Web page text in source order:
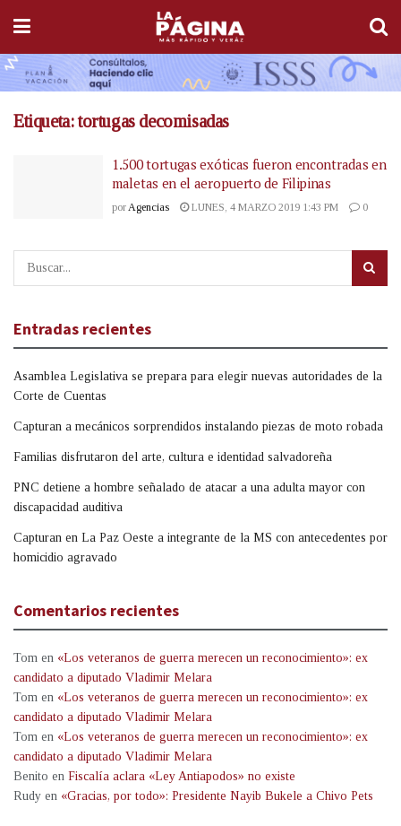
Etiqueta:tortugas decomisadas
1.500 tortugas exóticas fueron encontradas en
maletas en el aeropuerto de Filipinas
por Agencias LUNES, 4 MARZO 2019 1:43 PM 0
Entradas recientes
Asamblea Legislativa se prepara para elegir nuevas autoridades de la
Corte de Cuentas
Capturan a mecánicos sorprendidos instalando piezas de moto robada
Familias disfrutaron del arte, cultura e identidad salvadoreña
PNC detiene a hombre señalado de atacar a una adulta mayor con
discapacidad auditiva
Capturan en La Paz Oeste a integrante de la MS con antecedentes por
homicidio agravado
Comentarios recientes
Tom en «Los veteranos de guerra merecen un reconocimiento»: ex
candidato a diputado Vladimir Melara
Tom en «Los veteranos de guerra merecen un reconocimiento»: ex
candidato a diputado Vladimir Melara
Tom en «Los veteranos de guerra merecen un reconocimiento»: ex
candidato a diputado Vladimir Melara
Benito en Fiscalía aclara «Ley Antiapodos» no existe
Rudy en «Gracias, por todo»: Presidente Nayib Bukele a Chivo Pets